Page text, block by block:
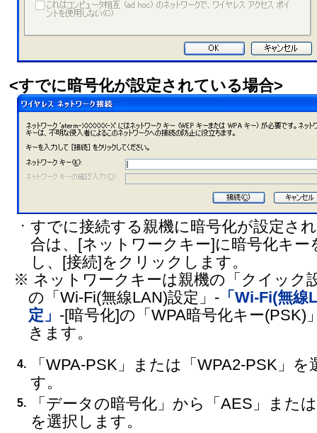
<すでに暗号化が設定されている場合>
・ すでに接続する親機に暗号化が設定さ
合は、[ネットワークキー]に暗号化キー
し、[接続]をクリックします。
※ ネットワークキーは親機の「クイック
の「Wi-Fi(無線LAN)設定」- 「Wi-Fi(無線
定」 -[暗号化]の「WPA暗号化キー(PSK)
きます。
4.
「WPA-PSK」または「WPA2-PSK」を
す。
5.
「データの暗号化」から「AES」また
を選択します。